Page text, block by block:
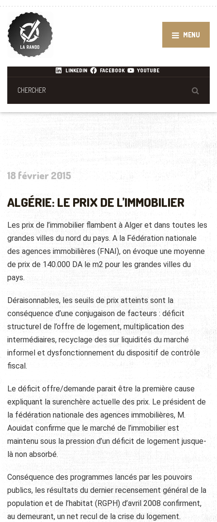
MENU
LINKEDIN FACEBOOK YOUTUBE
18 février 2015
ALGÉRIE: LE PRIX DE L’IMMOBILIER
Les prix de l’immobilier flambent à Alger et dans toutes les
grandes villes du nord du pays. A la Fédération nationale
des agences immobilières (FNAI), on évoque une moyenne
de prix de 140.000 DA le m2 pour les grandes villes du
pays.
Déraisonnables, les seuils de prix atteints sont la
conséquence d’une conjugaison de facteurs : déficit
structurel de l’offre de logement, multiplication des
intermédiaires, recyclage des sur liquidités du marché
informel et dysfonctionnement du dispositif de contrôle
fiscal.
Le déficit offre/demande parait être la première cause
expliquant la surenchère actuelle des prix. Le président de
la fédération nationale des agences immobilières, M.
Aouidat confirme que le marché de l’immobilier est
maintenu sous la pression d’un déficit de logement jusque-
là non absorbé.
Conséquence des programmes lancés par les pouvoirs
publics, les résultats du dernier recensement général de la
population et de l’habitat (RGPH) d’avril 2008 confirment,
au demeurant, un net recul de la crise du logement.